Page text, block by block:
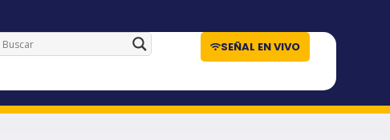
SEÑAL EN VIVO